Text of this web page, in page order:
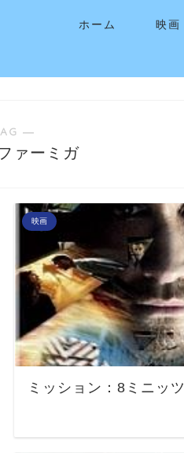
ホーム 映画
―
ァーミガ
映画
ミッション：8ミニッツ